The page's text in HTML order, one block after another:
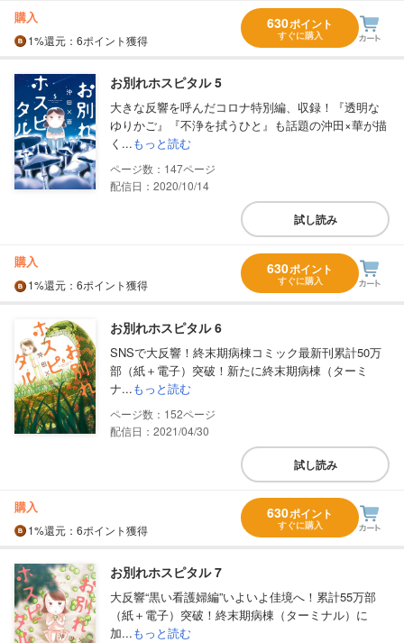
購入
1%還元 ：6ポイント獲得
630ポイント
すぐに購入
お別れホスピタル 5
大きな反響を呼んだコロナ特別編、収録！『透明な
ゆりかご』『不浄を拭うひと』も話題の沖田×華が描
く...もっと読む
147
配信日：2020/10/14
試し読み
購入
1%還元 ：6ポイント獲得
630ポイント
すぐに購入
お別れホスピタル 6
SNSで大反響！終末期病棟コミック最新刊累計50万
部（紙＋電子）突破！新たに終末期病棟（ターミ
ナ...もっと読む
152
配信日：2021/04/30
試し読み
購入
1%還元 ：6ポイント獲得
630ポイント
すぐに購入
お別れホスピタル 7
大反響“黒い看護婦編”いよいよ佳境へ！累計55万部
（紙＋電子）突破！終末期病棟（ターミナル）に
加...もっと読む